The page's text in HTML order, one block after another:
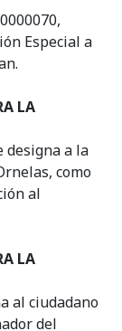
Especial a
LA
designa a la
como
al
LA
al ciudadano
del